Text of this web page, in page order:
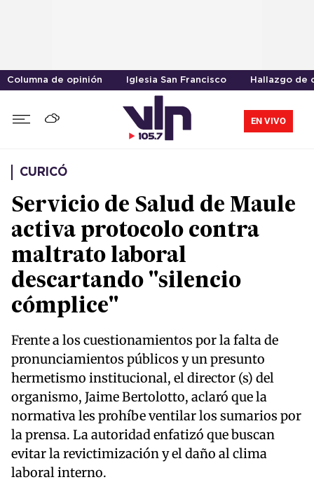
Columna de opinión Iglesia San Francisco Hallazgo de
EN VIVO
CURICÓ
Servicio de Salud de Maule
activa protocolo contra
maltrato laboral
descartando "silencio
cómplice"
Frente a los cuestionamientos por la falta de
pronunciamientos públicos y un presunto
hermetismo institucional, el director (s) del
organismo, Jaime Bertolotto, aclaró que la
normativa les prohíbe ventilar los sumarios por
la prensa. La autoridad enfatizó que buscan
evitar la revictimización y el daño al clima
laboral interno.